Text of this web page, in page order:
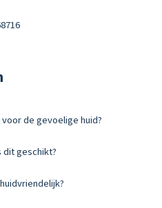
de gevoelige huid?
geschikt?